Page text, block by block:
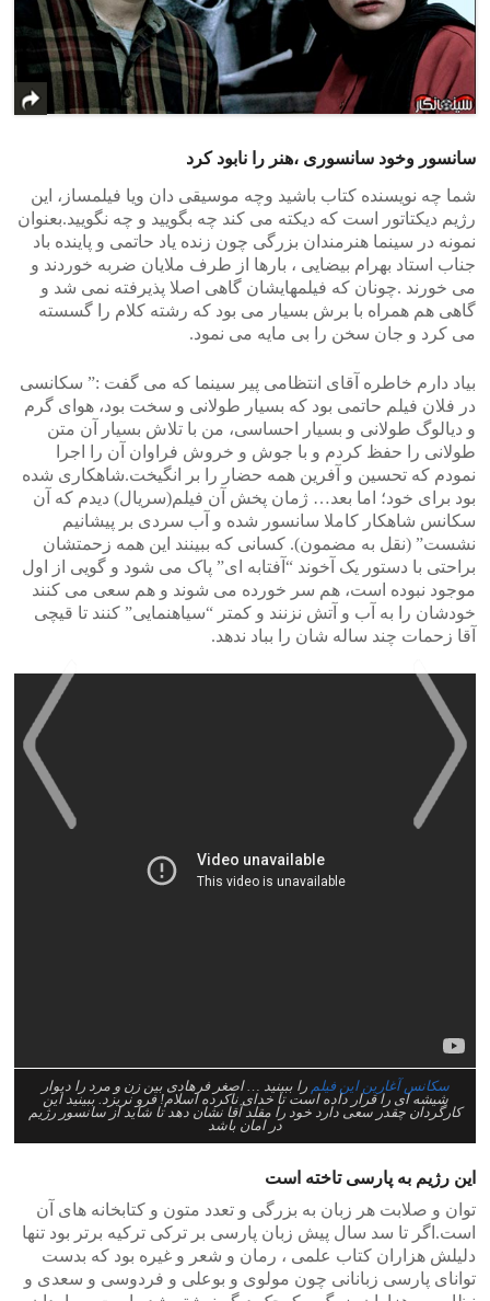
سانسور وخود سانسوری ،هنر را نابود کرد
شما چه نویسنده کتاب باشید وچه موسیقی دان ویا فیلمساز، این
رژیم دیکتاتور است که دیکته می کند چه بگویید و چه نگویید.بعنوان
نمونه در سینما هنرمندان بزرگی چون زنده یاد حاتمی و پاینده باد
جناب استاد بهرام بیضایی ، بارها از طرف ملایان ضربه خوردند و
می خورند .چونان که فیلمهایشان گاهی اصلا پذیرفته نمی شد و
گاهی هم همراه با برش بسیار می بود که رشته کلام را گسسته
می کرد و جان سخن را بی مایه می نمود.
بیاد دارم خاطره آقای انتظامی پیر سینما که می گفت :” سکانسی
در فلان فیلم حاتمی بود که بسیار طولانی و سخت بود، هوای گرم
و دیالوگ طولانی و بسیار احساسی، من با تلاش بسیار آن متن
طولانی را حفظ کردم و با جوش و خروش فراوان آن را اجرا
نمودم که تحسین و آفرین همه حضار را بر انگیخت.شاهکاری شده
بود برای خود؛ اما بعد… ژمان پخش آن فیلم(سریال) دیدم که آن
سکانس شاهکار کاملا سانسور شده و آب سردی بر پیشانیم
نشست” (نقل به مضمون). کسانی که ببینند این همه زحمتشان
براحتی با دستور یک آخوند “آفتابه ای” پاک می شود و گویی از اول
موجود نبوده است، هم سر خورده می شوند و هم سعی می کنند
خودشان را به آب و آتش نزنند و کمتر “سیاهنمایی” کنند تا قیچی
آقا زحمات چند ساله شان را بباد ندهد.
سکانس آغارین این فیلم را ببینید … اصغر فرهادی بین زن و مرد را دیوار
شیشه ای را قرار داده است تا خدای ناکرده اسلام! فرو نریزد. ببینید این
کارگردان چقدر سعی دارد خود را مقلد آقا نشان دهد تا شاید از سانسور رژیم
در امان باشد
این رژیم به پارسی تاخته است
توان و صلابت هر زبان به بزرگی و تعدد متون و کتابخانه های آن
است.اگر تا سد سال پیش زبان پارسی بر ترکی ترکیه برتر بود تنها
دلیلش هزاران کتاب علمی ، رمان و شعر و غیره بود که بدست
توانای پارسی زبانانی چون مولوی و بوعلی و فردوسی و سعدی و